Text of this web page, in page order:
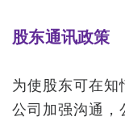
股东通讯政策
为使股东可在知
公司加强沟通，